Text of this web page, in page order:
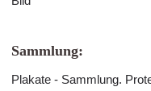
Sammlung:
Plakate - Sammlung.